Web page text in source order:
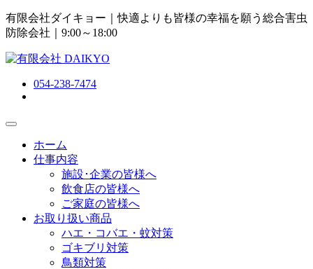
有限会社ダイキョー｜快適よりも皆様の幸福を願う総合害虫
防除会社 ｜9:00～18:00
054-238-7474
ホーム
仕事内容
施設･企業の皆様へ
飲食店の皆様へ
ご家庭の皆様へ
お取り扱い商品
ハエ・コバエ・蚊対策
ゴキブリ対策
鳥類対策